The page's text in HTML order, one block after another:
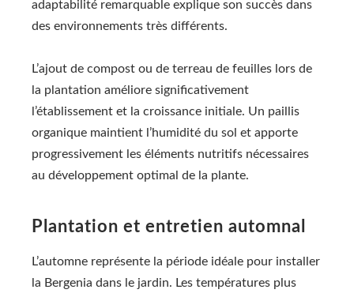
adaptabilité remarquable explique son succès dans
des environnements très différents.
L’ajout de compost ou de terreau de feuilles lors de
la plantation améliore significativement
l’établissement et la croissance initiale. Un paillis
organique maintient l’humidité du sol et apporte
progressivement les éléments nutritifs nécessaires
au développement optimal de la plante.
Plantation et entretien automnal
L’automne représente la période idéale pour installer
la Bergenia dans le jardin. Les températures plus